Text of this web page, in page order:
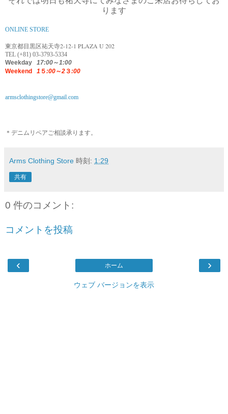
ります
ONLINE STORE
東京都目黒区祐天寺2-12-1 PLAZA U 202
TEL (+81) 03-3793-5334
Weekday 17:00～1:00
Weekend 1 ５:00～2 ３:00
armsclothingstore@gmail.com
＊デニムリペアご相談承ります。
Arms Clothing Store 時刻: 1:29
共有
0 件のコメント:
コメントを投稿
‹ ›
ホーム
ウェブ バージョンを表示